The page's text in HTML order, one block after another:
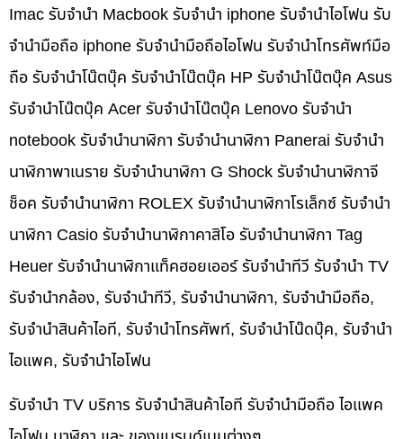
Imac รับจำนำ Macbook รับจำนำ iphone รับจำนำไอโฟน รับ
จำนำมือถือ iphone รับจำนำมือถือไอโฟน รับจำนำโทรศัพท์มือ
ถือ รับจำนำโน๊ตบุ๊ค รับจำนำโน๊ตบุ๊ค HP รับจำนำโน๊ตบุ๊ค Asus
รับจำนำโน๊ตบุ๊ค Acer รับจำนำโน๊ตบุ๊ค Lenovo รับจำนำ
notebook รับจำนำนาฬิกา รับจำนำนาฬิกา Panerai รับจำนำ
นาฬิกาพาเนราย รับจำนำนาฬิกา G Shock รับจำนำนาฬิกาจี
ช็อค รับจำนำนาฬิกา ROLEX รับจำนำนาฬิกาโรเล็กซ์ รับจำนำ
นาฬิกา Casio รับจำนำนาฬิกาคาสิโอ รับจำนำนาฬิกา Tag
Heuer รับจำนำนาฬิกาแท็คฮอยเออร์ รับจำนำทีวี รับจำนำ TV
รับจำนำกล้อง, รับจำนำทีวี, รับจำนำนาฬิกา, รับจำนำมือถือ,
รับจำนำสินค้าไอที, รับจำนำโทรศัพท์, รับจำนำโน๊ดบุ๊ค, รับจำนำ
ไอแพค, รับจำนำไอโฟน
รับจำนำ TV บริการ รับจำนำสินค้าไอที รับจำนำมือถือ ไอแพค